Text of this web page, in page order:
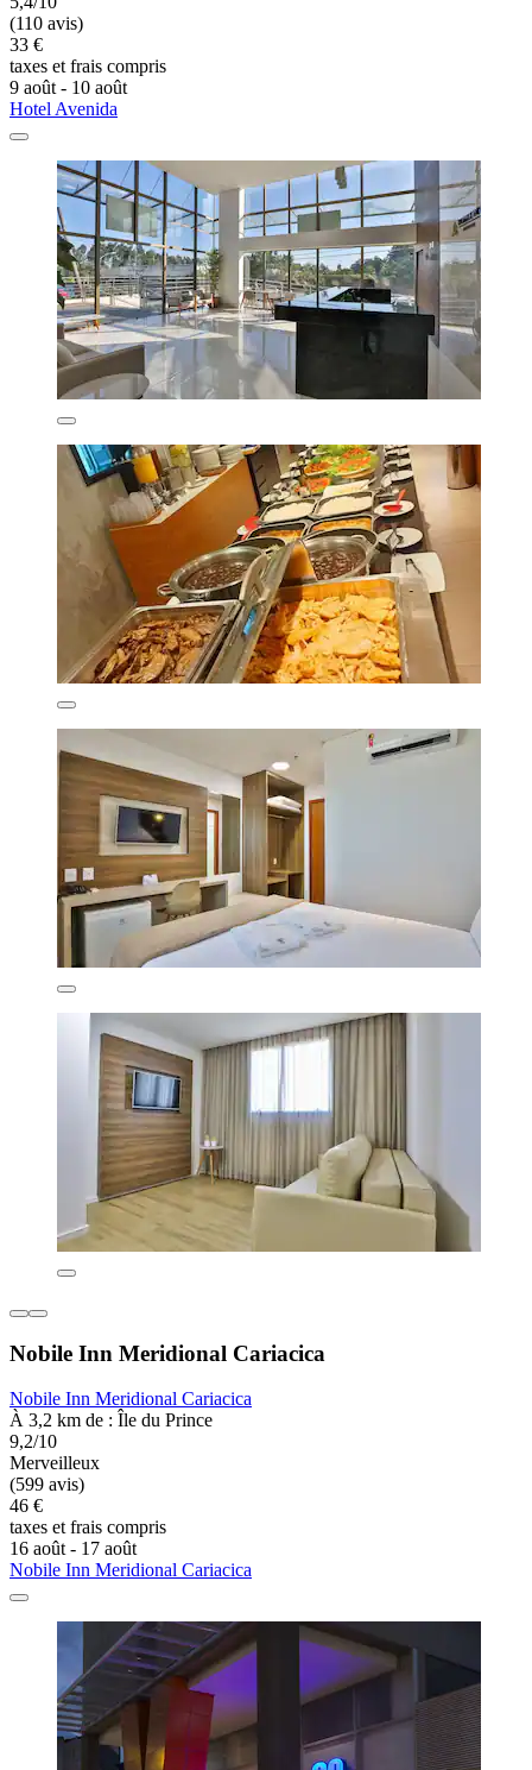
(110 avis)
33 €
taxes et frais compris
9 août - 10 août
Hotel Avenida
Nobile Inn Meridional Cariacica
Nobile Inn Meridional Cariacica
À 3,2 km de : Île du Prince
9,2/10
Merveilleux
(599 avis)
46 €
taxes et frais compris
16 août - 17 août
Nobile Inn Meridional Cariacica